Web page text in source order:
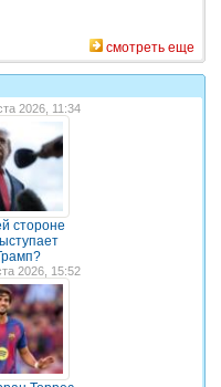
смотреть еще
2026, 11:34
стороне
2026, 15:52